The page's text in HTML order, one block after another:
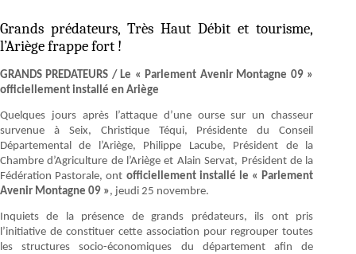
Grands prédateurs, Très Haut Débit et tourisme,
l’Ariège frappe fort !
GRANDS PREDATEURS / Le « Parlement Avenir Montagne 09 »
officiellement installé en Ariège
Quelques jours après l’attaque d’une ourse sur un chasseur
survenue à Seix, Christique Téqui, Présidente du Conseil
Départemental de l’Ariège, Philippe Lacube, Président de la
Chambre d’Agriculture de l’Ariège et Alain Servat, Président de la
Fédération Pastorale, ont officiellement installé le « Parlement
Avenir Montagne 09 », jeudi 25 novembre.
Inquiets de la présence de grands prédateurs, ils ont pris
l’initiative de constituer cette association pour regrouper toutes
les structures socio-économiques du département afin de